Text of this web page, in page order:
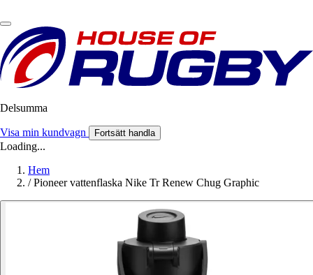
Delsumma
Visa min kundvagn Fortsätt handla
Loading...
Hem
/ Pioneer vattenflaska Nike Tr Renew Chug Graphic